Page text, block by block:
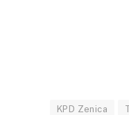
KPD Zenica